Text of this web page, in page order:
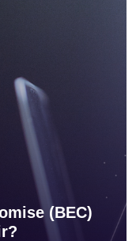
(BEC)